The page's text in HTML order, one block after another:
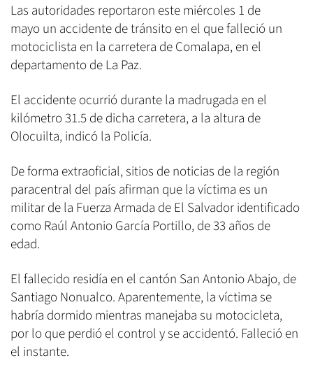
Las autoridades reportaron este miércoles 1 de
mayo un accidente de tránsito en el que falleció un
motociclista en la carretera de Comalapa, en el
departamento de La Paz.
El accidente ocurrió durante la madrugada en el
kilómetro 31.5 de dicha carretera, a la altura de
Olocuilta, indicó la Policía.
De forma extraoficial, sitios de noticias de la región
paracentral del país afirman que la víctima es un
militar de la Fuerza Armada de El Salvador identificado
como Raúl Antonio García Portillo, de 33 años de
edad.
El fallecido residía en el cantón San Antonio Abajo, de
Santiago Nonualco. Aparentemente, la víctima se
habría dormido mientras manejaba su motocicleta,
por lo que perdió el control y se accidentó. Falleció en
el instante.